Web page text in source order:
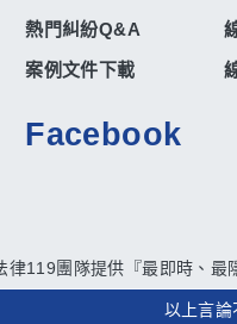
熱門糾紛Q&A
案例文件下載
Facebook
律119團隊提供『最即時、最
以上言論